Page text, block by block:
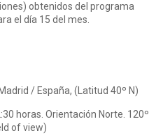
obtenidos del programa
el día 15 del mes.
/ España, (Latitud 40º N)
horas. Orientación Norte. 120º
of view)